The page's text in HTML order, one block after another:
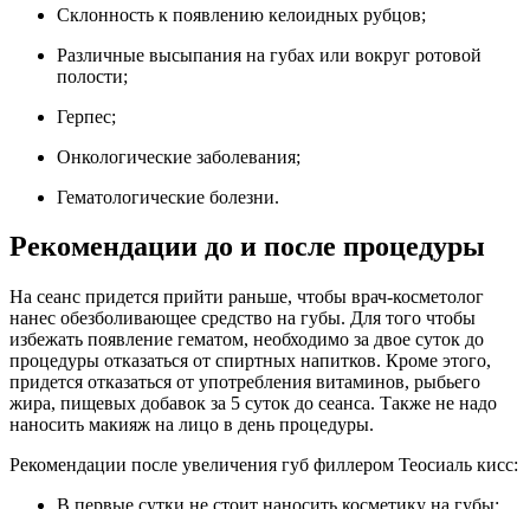
Склонность к появлению келоидных рубцов;
Различные высыпания на губах или вокруг ротовой
полости;
Герпес;
Онкологические заболевания;
Гематологические болезни.
Рекомендации до и после процедуры
На сеанс придется прийти раньше, чтобы врач-косметолог
нанес обезболивающее средство на губы. Для того чтобы
избежать появление гематом, необходимо за двое суток до
процедуры отказаться от спиртных напитков. Кроме этого,
придется отказаться от употребления витаминов, рыбьего
жира, пищевых добавок за 5 суток до сеанса. Также не надо
наносить макияж на лицо в день процедуры.
Рекомендации после увеличения губ филлером Теосиаль кисс: